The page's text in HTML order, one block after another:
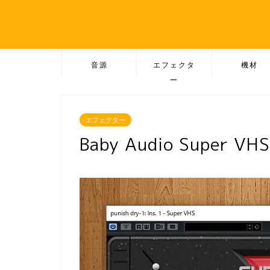
音源
エフェクタ
ー
機材
エフェクター
Baby Audio Super